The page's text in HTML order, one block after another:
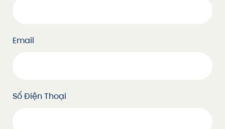
Email
Số Điện Thoại